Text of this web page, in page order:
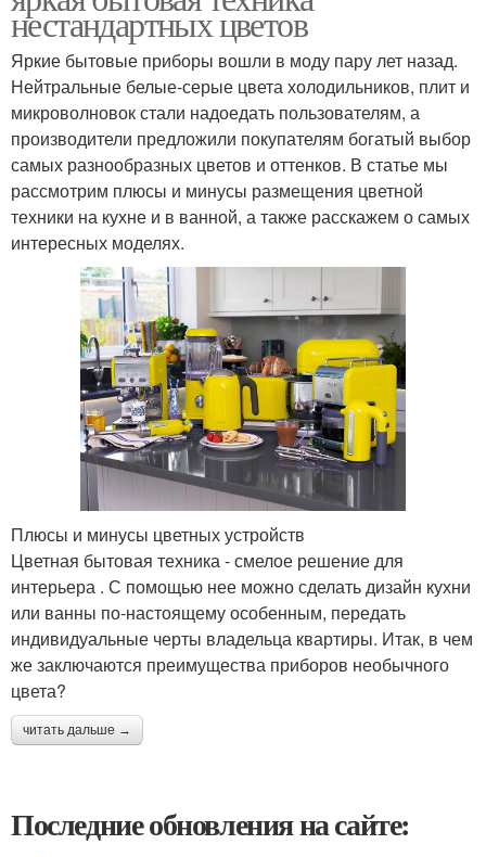
нестандартных цветов
Яркие бытовые приборы вошли в моду пару лет назад.
Нейтральные белые-серые цвета холодильников, плит и
микроволновок стали надоедать пользователям, а
производители предложили покупателям богатый выбор
самых разнообразных цветов и оттенков. В статье мы
рассмотрим плюсы и минусы размещения цветной
техники на кухне и в ванной, а также расскажем о самых
интересных моделях.
Плюсы и минусы цветных устройств
Цветная бытовая техника - смелое решение для
интерьера . С помощью нее можно сделать дизайн кухни
или ванны по-настоящему особенным, передать
индивидуальные черты владельца квартиры. Итак, в чем
же заключаются преимущества приборов необычного
цвета?
читать дальше →
Последние обновления на сайте: